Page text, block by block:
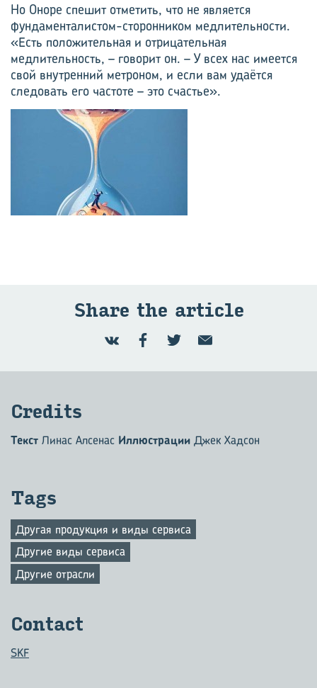
Но Оноре спешит отметить, что не является
фундаменталистом-сторонником медлительности.
«Есть положительная и отрицательная
медлительность, – говорит он. – У всех нас имеется
свой внутренний метроном, и если вам удаётся
следовать его частоте – это счастье».
Share the article
Credits
Текст Линас Алсенас Иллюстрации Джек Хадсон
Tags
Другая продукция и виды сервиса
Другие виды сервиса
Другие отрасли
Contact
SKF